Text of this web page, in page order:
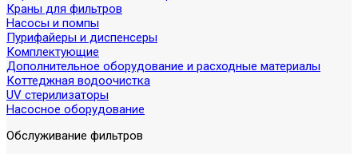
Краны для фильтров
Насосы и помпы
Пурифайеры и диспенсеры
Комплектующие
Дополнительное оборудование и расходные материалы
Коттеджная водоочистка
UV стерилизаторы
Насосное оборудование
Обслуживание фильтров